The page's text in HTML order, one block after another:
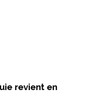
revient en